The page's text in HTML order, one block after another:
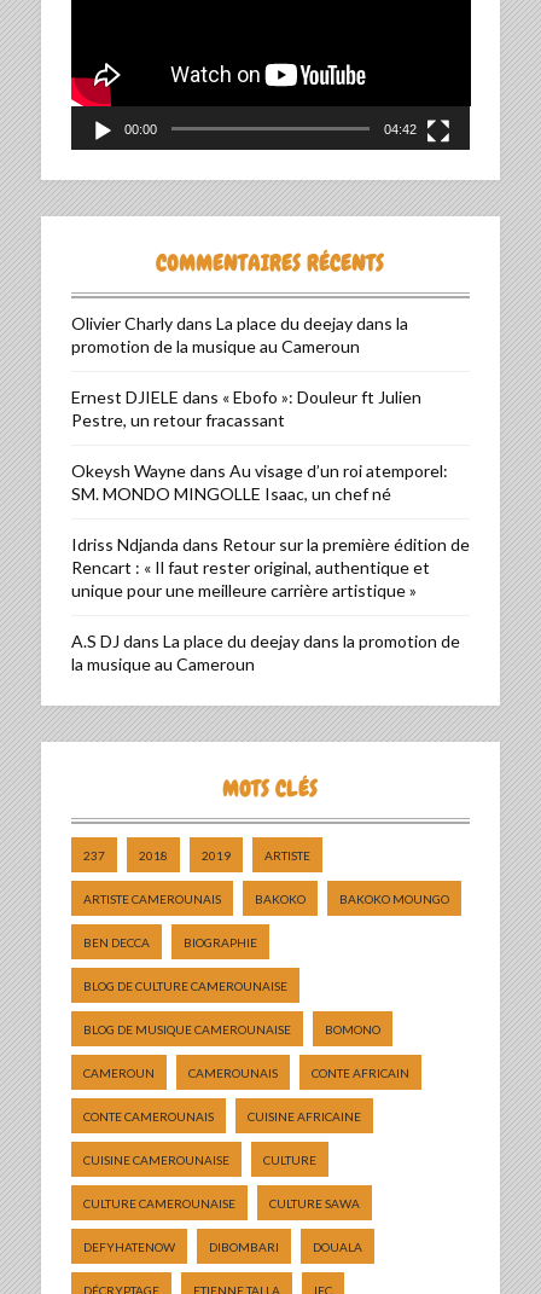
00:00 04:42
COMMENTAIRES RÉCENTS
Olivier Charlydans La place du deejay dans la
promotion de la musique au Cameroun
Ernest DJIELE dans « Ebofo »: Douleur ft Julien
Pestre, un retour fracassant
Okeysh Waynedans Au visage d’un roi atemporel:
SM. MONDO MINGOLLE Isaac, un chef né
Idriss Ndjanda dans Retour sur la première édition de
Rencart : « Il faut rester original, authentique et
unique pour une meilleure carrière artistique »
A.S DJ dans La place du deejay dans la promotion de
la musique au Cameroun
MOTS CLÉS
237 2018 2019 ARTISTE
ARTISTE CAMEROUNAIS BAKOKO BAKOKO MOUNGO
BEN DECCA BIOGRAPHIE
BLOG DE CULTURE CAMEROUNAISE
BLOG DE MUSIQUE CAMEROUNAISE BOMONO
CAMEROUN CAMEROUNAIS CONTE AFRICAIN
CONTE CAMEROUNAIS CUISINE AFRICAINE
CUISINE CAMEROUNAISE CULTURE
CULTURE CAMEROUNAISE CULTURE SAWA
DEFYHATENOW DIBOMBARI DOUALA
DÉCRYPTAGE ETIENNE TALLA IFC